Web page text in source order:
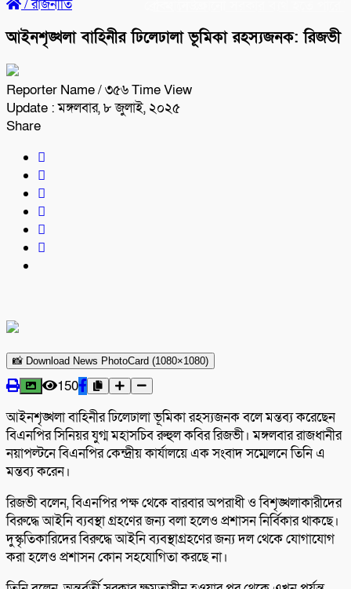
/রাজনীতি
আইনশৃঙ্খলা বাহিনীর ঢিলেঢালা ভূমিকা রহস্যজনক: রিজভী
Reporter Name/ ৩৫৬ Time View
Update : মঙ্গলবার, ৮ জুলাই, ২০২৫
Share
📸 Download News PhotoCard (1080×1080)
150
আইনশৃঙ্খলা বাহিনীর ঢিলেঢালা ভূমিকা রহস্যজনক বলে মন্তব্য করেছেন
বিএনপির সিনিয়র যুগ্ম মহাসচিব রুহুল কবির রিজভী। মঙ্গলবার রাজধানীর
নয়াপল্টনে বিএনপির কেন্দ্রীয় কার্যালয়ে এক সংবাদ সম্মেলনে তিনি এ
মন্তব্য করেন।
রিজভী বলেন, বিএনপির পক্ষ থেকে বারবার অপরাধী ও বিশৃঙ্খলাকারীদের
বিরুদ্ধে আইনি ব্যবস্থা গ্রহণের জন্য বলা হলেও প্রশাসন নির্বিকার থাকছে।
দুস্কৃতিকারিদের বিরুদ্ধে আইনি ব্যবস্থাগ্রহণের জন্য দল থেকে যোগাযোগ
করা হলেও প্রশাসন কোন সহযোগিতা করছে না।